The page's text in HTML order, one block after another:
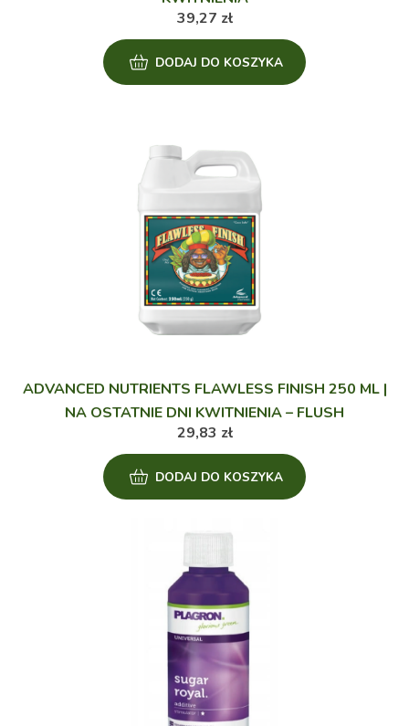
39,27 zł
DODAJ DO KOSZYKA
ADVANCED NUTRIENTS FLAWLESS FINISH 250 ML |
NA OSTATNIE DNI KWITNIENIA – FLUSH
29,83 zł
DODAJ DO KOSZYKA